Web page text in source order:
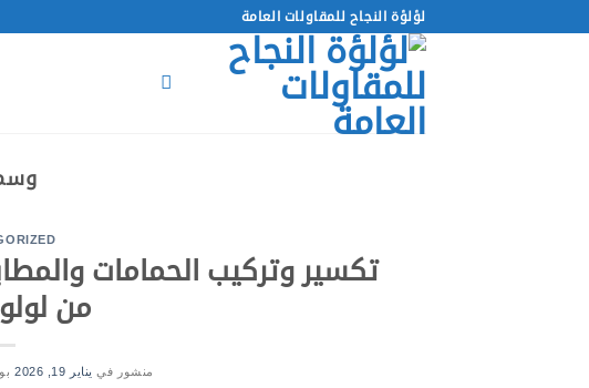
لؤلؤة النجاح للمقاولات العامة
من
منشور في يناير 19, 2026